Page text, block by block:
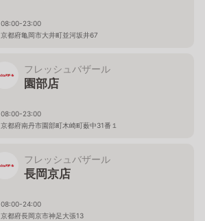
08:00-23:00
京都府亀岡市大井町並河坂井67
フレッシュバザール
園部店
08:00-23:00
京都府南丹市園部町木崎町薮中31番１
フレッシュバザール
長岡京店
08:00-24:00
京都府長岡京市神足大張13